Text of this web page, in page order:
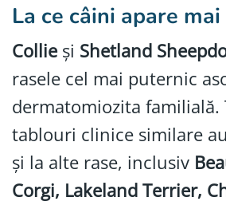
La ce câini apare
Collieși Shetland
rasele cel mai puternic
dermatomiozita familială.
tablouri clinice similare
și la alte rase, inclusiv
Corgi, Lakeland Terrier,